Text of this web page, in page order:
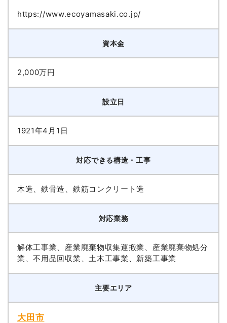
https://www.ecoyamasaki.co.jp/
資本金
2,000万円
設立日
1921年4月1日
対応できる構造・工事
木造、鉄骨造、鉄筋コンクリート造
対応業務
解体工事業、産業廃棄物収集運搬業、産業廃棄物処分
業、不用品回収業、土木工事業、新築工事業
主要エリア
大田市